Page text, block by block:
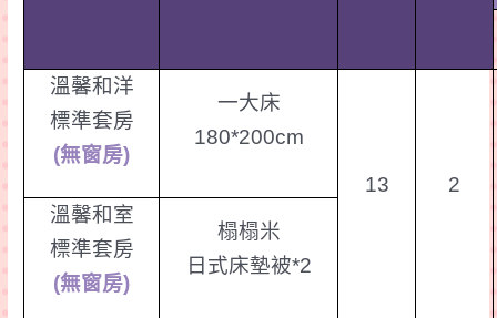
溫馨和洋
標準套房
(無窗房)
一大床
180*200cm
13
2
溫馨和室
標準套房
(無窗房)
榻榻米
日式床墊被*2